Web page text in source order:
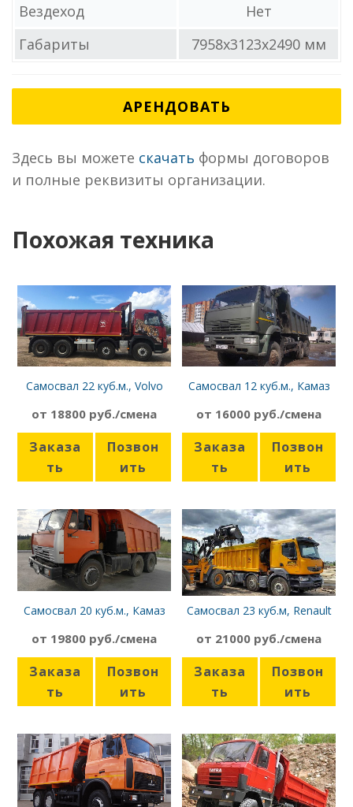
Вездеход
Нет
Габариты
7958x3123x2490 мм
АРЕНДОВАТЬ
Здесь вы можете скачать формы договоров
и полные реквизиты организации.
Похожая техника
Самосвал 22 куб.м., Volvo
от 18800 руб./смена
Заказа
ть
Позвон
ить
Самосвал 12 куб.м., Камаз
от 16000 руб./смена
Заказа
ть
Позвон
ить
Самосвал 20 куб.м., Камаз
от 19800 руб./смена
Заказа
ть
Позвон
ить
Самосвал 23 куб.м, Renault
от 21000 руб./смена
Заказа
ть
Позвон
ить